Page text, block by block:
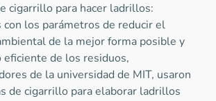
cigarrillo para hacer ladrillos:
con los parámetros de reducir el
de la mejor forma posible y
eficiente de los residuos,
de la universidad de MIT, usaron
de cigarrillo para elaborar ladrillos